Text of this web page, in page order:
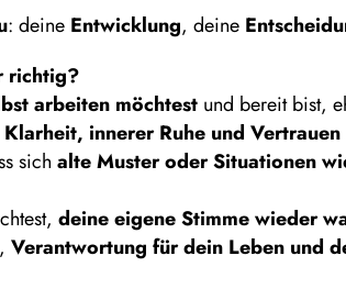
: deine Entwicklung, deine
richtig?
arbeiten möchtest und bereit bist,
Klarheit, innerer Ruhe und Vertrauen
sich alte Muster oder Situationen
deine eigene Stimme wieder
Verantwortung für dein Leben und